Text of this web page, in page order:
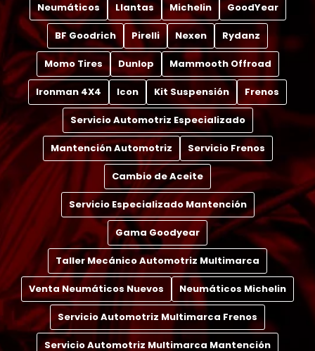
Neumáticos Llantas Michelin GoodYear
BF Goodrich Pirelli Nexen Rydanz
Momo Tires Dunlop Mammooth Offroad
Ironman 4X4 Icon Kit Suspensión Frenos
Servicio Automotriz Especializado
Mantención Automotriz Servicio Frenos
Cambio de Aceite
Servicio Especializado Mantención
Gama Goodyear
Taller Mecánico Automotriz Multimarca
Venta Neumáticos Nuevos Neumáticos Michelin
Servicio Automotriz Multimarca Frenos
Servicio Automotriz Multimarca Mantención